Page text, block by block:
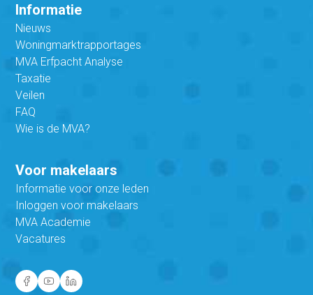
Informatie
Nieuws
Woningmarktrapportages
MVA Erfpacht Analyse
Taxatie
Veilen
FAQ
Wie is de MVA?
Voor makelaars
Informatie voor onze leden
Inloggen voor makelaars
MVA Academie
Vacatures